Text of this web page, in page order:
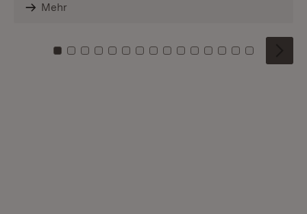
Mehr
Zu Kachel: 0
Zu Kachel: 1
Zu Kachel: 2
Zu Kachel: 3
Zu Kachel: 4
Zu Kachel: 5
Zu Kachel: 6
Zu Kachel: 7
Zu Kachel: 8
Zu Kachel: 9
Zu Kachel: 10
Zu Kachel: 11
Zu Kachel: 12
Zu Kachel:
Zu